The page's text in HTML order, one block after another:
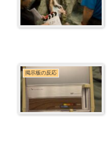
掲示板の反応